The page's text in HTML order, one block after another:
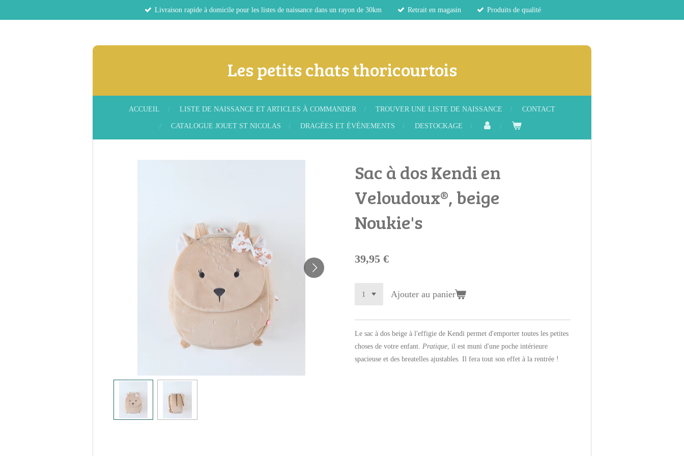
Livraison rapide à domicile pour les listes de naissance dans un rayon de 30km Retrait en magasin Produits de qualité
Les petits chats thoricourtois
ACCUEIL LISTE DE NAISSANCE ET ARTICLES À COMMANDER TROUVER UNE LISTE DE NAISSANCE CONTACT
CATALOGUE JOUET ST NICOLAS DRAGÉES ET ÉVÉNEMENTS DESTOCKAGE
Sac à dos Kendi en
Veloudoux®, beige
Noukie's
39,95 €
Ajouter au panier
Le sac à dos beige à l'effigie de Kendi permet d'emporter toutes les petites
choses de votre enfant. Pratique , il est muni d'une poche intérieure
spacieuse et des breatelles ajustables. Il fera tout son effet à la rentrée !